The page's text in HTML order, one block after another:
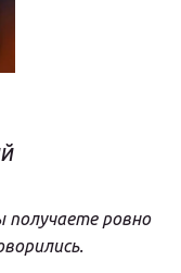
получаете ровно